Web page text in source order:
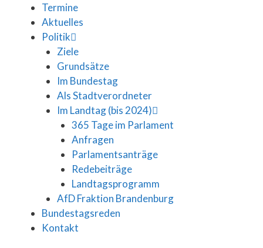
Termine
Aktuelles
Politik
Ziele
Grundsätze
Im Bundestag
Als Stadtverordneter
Im Landtag (bis 2024)
365 Tage im Parlament
Anfragen
Parlamentsanträge
Redebeiträge
Landtagsprogramm
AfD Fraktion Brandenburg
Bundestagsreden
Kontakt